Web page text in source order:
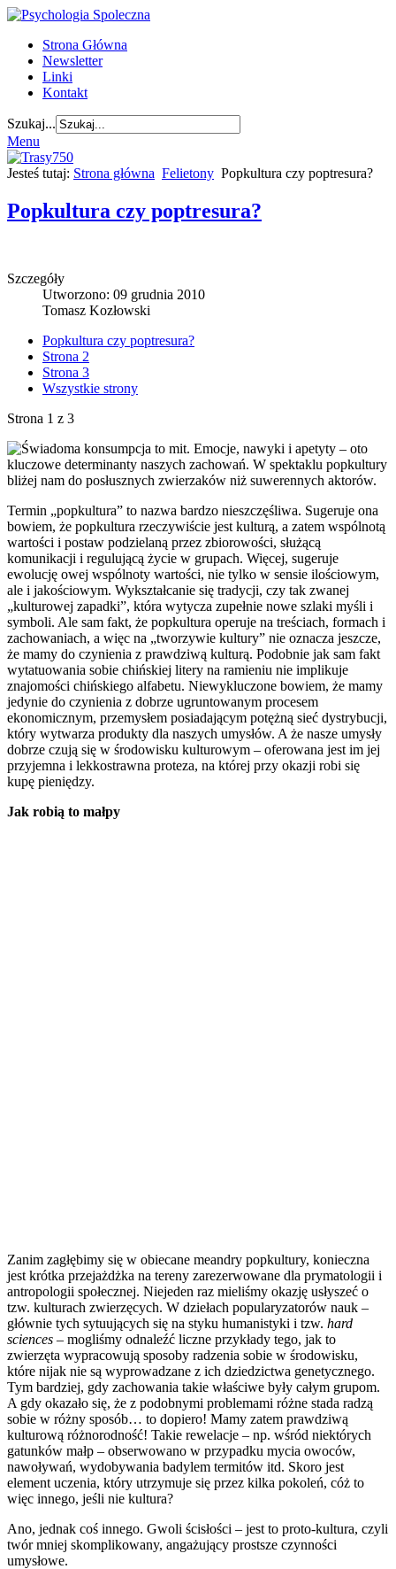
Strona Główna
Newsletter
Linki
Kontakt
Szukaj...
Menu
Jesteś tutaj: Strona główna Felietony Popkultura czy poptresura?
Popkultura czy poptresura?
Szczegóły
Utworzono: 09 grudnia 2010
Tomasz Kozłowski
Popkultura czy poptresura?
Strona 2
Strona 3
Wszystkie strony
Strona 1 z 3
Świadoma konsumpcja to mit. Emocje, nawyki i apetyty – oto
kluczowe determinanty naszych zachowań. W spektaklu popkultury
bliżej nam do posłusznych zwierzaków niż suwerennych aktorów.
Termin „popkultura” to nazwa bardzo nieszczęśliwa. Sugeruje ona
bowiem, że popkultura rzeczywiście jest kulturą, a zatem wspólnotą
wartości i postaw podzielaną przez zbiorowości, służącą
komunikacji i regulującą życie w grupach. Więcej, sugeruje
ewolucję owej wspólnoty wartości, nie tylko w sensie ilościowym,
ale i jakościowym. Wykształcanie się tradycji, czy tak zwanej
„kulturowej zapadki”, która wytycza zupełnie nowe szlaki myśli i
symboli. Ale sam fakt, że popkultura operuje na treściach, formach i
zachowaniach, a więc na „tworzywie kultury” nie oznacza jeszcze,
że mamy do czynienia z prawdziwą kulturą. Podobnie jak sam fakt
wytatuowania sobie chińskiej litery na ramieniu nie implikuje
znajomości chińskiego alfabetu. Niewykluczone bowiem, że mamy
jedynie do czynienia z dobrze ugruntowanym procesem
ekonomicznym, przemysłem posiadającym potężną sieć dystrybucji,
który wytwarza produkty dla naszych umysłów. A że nasze umysły
dobrze czują się w środowisku kulturowym – oferowana jest im jej
przyjemna i lekkostrawna proteza, na której przy okazji robi się
kupę pieniędzy.
Jak robią to małpy
Zanim zagłębimy się w obiecane meandry popkultury, konieczna
jest krótka przejażdżka na tereny zarezerwowane dla prymatologii i
antropologii społecznej. Niejeden raz mieliśmy okazję usłyszeć o
tzw. kulturach zwierzęcych. W dziełach popularyzatorów nauk –
głównie tych sytuujących się na styku humanistyki i tzw. hard
sciences – mogliśmy odnaleźć liczne przykłady tego, jak to
zwierzęta wypracowują sposoby radzenia sobie w środowisku,
które nijak nie są wyprowadzane z ich dziedzictwa genetycznego.
Tym bardziej, gdy zachowania takie właściwe były całym grupom.
A gdy okazało się, że z podobnymi problemami różne stada radzą
sobie w różny sposób… to dopiero! Mamy zatem prawdziwą
kulturową różnorodność! Takie rewelacje – np. wśród niektórych
gatunków małp – obserwowano w przypadku mycia owoców,
nawoływań, wydobywania badylem termitów itd. Skoro jest
element uczenia, który utrzymuje się przez kilka pokoleń, cóż to
więc innego, jeśli nie kultura?
Ano, jednak coś innego. Gwoli ścisłości – jest to proto-kultura, czyli
twór mniej skomplikowany, angażujący prostsze czynności
umysłowe.